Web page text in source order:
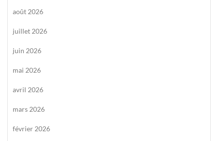
août 2026
juillet 2026
juin 2026
mai 2026
avril 2026
mars 2026
février 2026